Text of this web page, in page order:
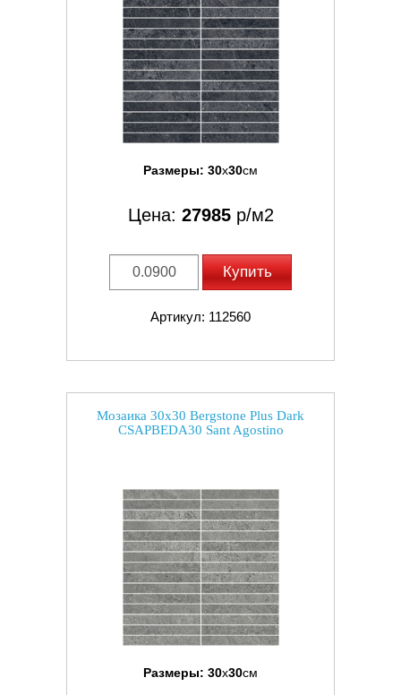
Размеры: 30x30см
Цена: 27985р/м2
Купить
Артикул: 112560
Мозаика 30x30 Bergstone Plus Dark
CSAPBEDA30 Sant Agostino
Размеры: 30x30см